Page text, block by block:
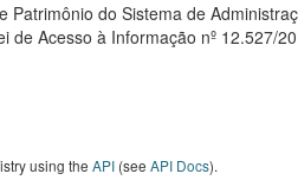
Patrimônio do Sistema de
de Acesso à Informação nº 12.527/
using the API (see API Docs).